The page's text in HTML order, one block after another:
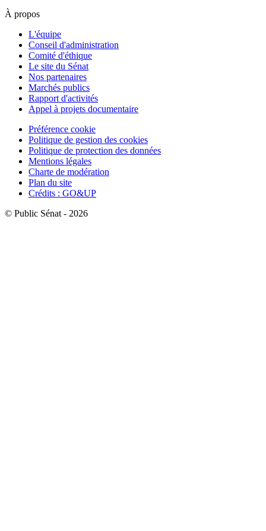
À propos
L'équipe
Conseil d'administration
Comité d'éthique
Le site du Sénat
Nos partenaires
Marchés publics
Rapport d'activités
Appel à projets documentaire
Préférence cookie
Politique de gestion des cookies
Politique de protection des données
Mentions légales
Charte de modération
Plan du site
Crédits : GO&UP
© Public Sénat - 2026